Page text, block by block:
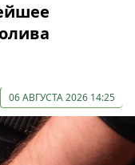
06 АВГУСТА 2026 14:25